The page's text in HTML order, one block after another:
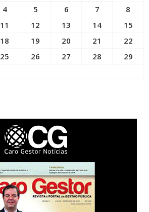
4 5 6 7
8
11 12 13 14
15
18 19 20 21
22
25 26 27 28
29